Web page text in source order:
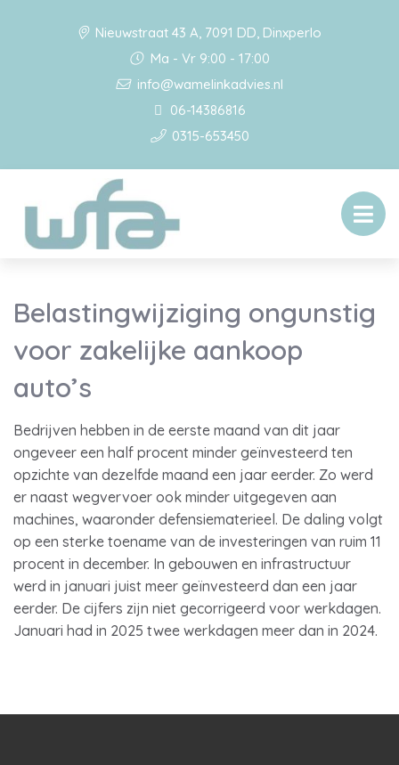
Nieuwstraat 43 A, 7091 DD, Dinxperlo
Ma - Vr 9:00 - 17:00
info@wamelinkadvies.nl
06-14386816
0315-653450
Belastingwijziging ongunstig
voor zakelijke aankoop
auto’s
Bedrijven hebben in de eerste maand van dit jaar
ongeveer een half procent minder geïnvesteerd ten
opzichte van dezelfde maand een jaar eerder. Zo werd
er naast wegvervoer ook minder uitgegeven aan
machines, waaronder defensiematerieel. De daling volgt
op een sterke toename van de investeringen van ruim 11
procent in december. In gebouwen en infrastructuur
werd in januari juist meer geïnvesteerd dan een jaar
eerder. De cijfers zijn niet gecorrigeerd voor werkdagen.
Januari had in 2025 twee werkdagen meer dan in 2024.